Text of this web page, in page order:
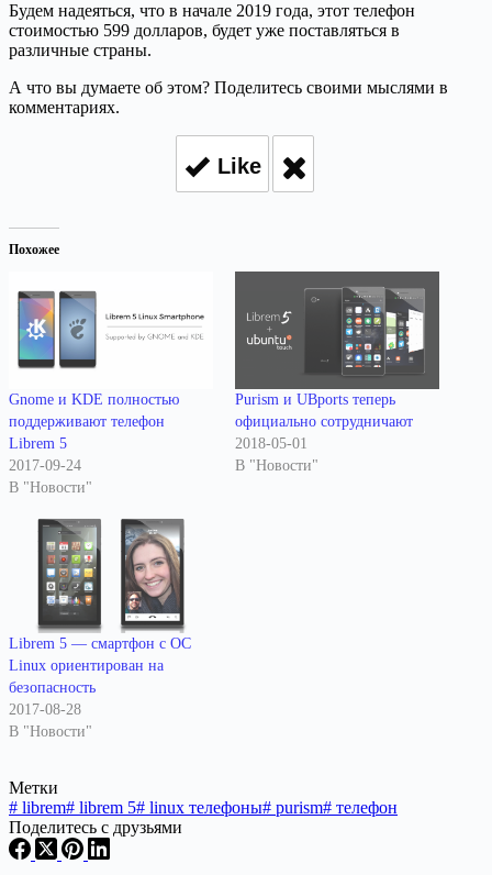
Будем надеяться, что в начале 2019 года, этот телефон
стоимостью 599 долларов, будет уже поставляться в
различные страны.
А что вы думаете об этом? Поделитесь своими мыслями в
комментариях.
Like
Похожее
Gnome и KDE полностью
поддерживают телефон
Librem 5
2017-09-24
В "Новости"
Purism и UBports теперь
официально сотрудничают
2018-05-01
В "Новости"
Librem 5 — смартфон с ОС
Linux ориентирован на
безопасность
2017-08-28
В "Новости"
Метки
# librem# librem 5# linux телефоны# purism# телефон
Поделитесь с друзьями